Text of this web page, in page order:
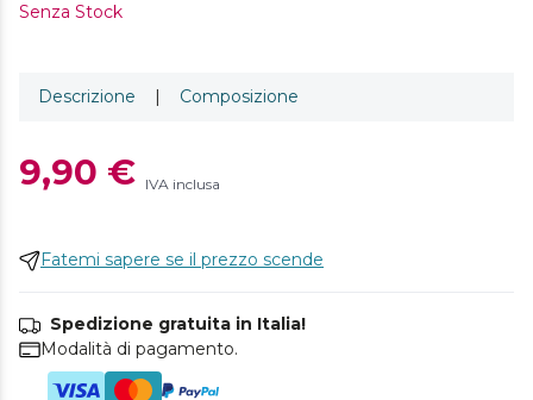
Senza Stock
Descrizione | Composizione
9,90 € IVA inclusa
Fatemi sapere se il prezzo scende
Spedizione gratuita in Italia!
Modalità di pagamento.